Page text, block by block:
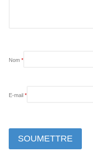
Nom *
E-mail *